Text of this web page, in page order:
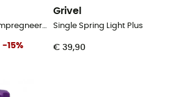
Tx Direct wash in - Impregneermiddel
-15%
Grivel
Single Spring Light Plus
€ 39,90